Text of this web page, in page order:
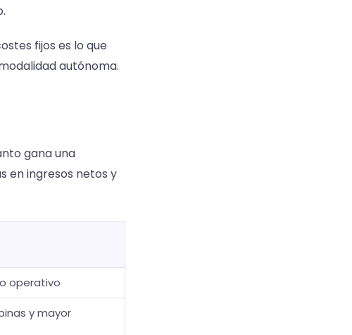
fijos es lo que
autónoma.
gana una
en ingresos netos y
operativo
y mayor